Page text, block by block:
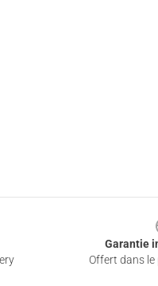
Garantie
Offert dans